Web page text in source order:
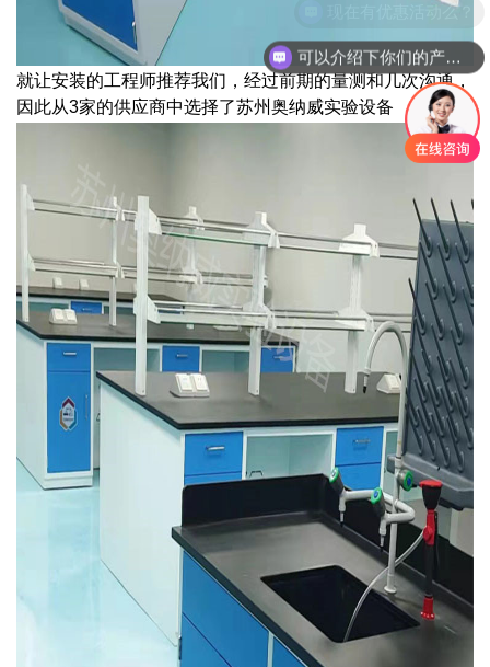
就让安装的工程师推荐我们，经过前期的量测和几次沟通，
因此从3家的供应商中选择了苏州奥纳威实验设备
可以介绍下你们的产品么？